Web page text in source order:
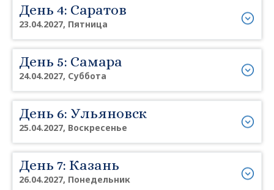
День 4: Саратов
23.04.2027, Пятница
День 5: Самара
24.04.2027, Суббота
День 6: Ульяновск
25.04.2027, Воскресенье
День 7: Казань
26.04.2027, Понедельник